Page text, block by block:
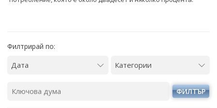
Филтрирай по:
ФИЛТЪР